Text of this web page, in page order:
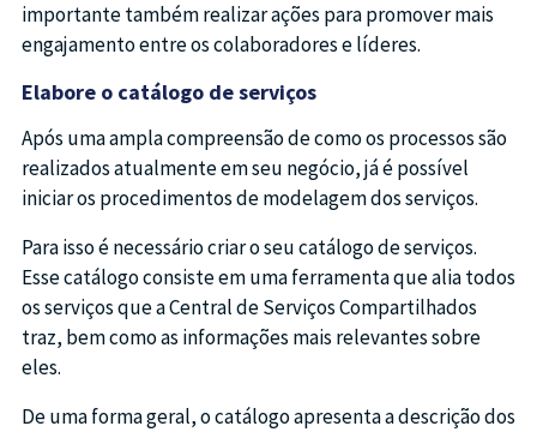
importante também realizar ações para promover mais
engajamento entre os colaboradores e líderes.
Elabore o catálogo de serviços
Após uma ampla compreensão de como os processos são
realizados atualmente em seu negócio, já é possível
iniciar os procedimentos de modelagem dos serviços.
Para isso é necessário criar o seu catálogo de serviços.
Esse catálogo consiste em uma ferramenta que alia todos
os serviços que a Central de Serviços Compartilhados
traz, bem como as informações mais relevantes sobre
eles.
De uma forma geral, o catálogo apresenta a descrição dos